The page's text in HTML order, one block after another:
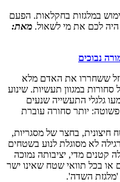
במלגזות בחקלאות. הפעם
לכם את מי לשאול. מאת:
נבוכים
ששחררו את האדם מלא
במגוון תעשיות. שינוע
גלגלי התעשייה שנעים
יותר סחורה עוברת
חיצונית, בחצר של מסגריות,
לא מסוגלת לנוע בשטחים
קטנים מדי, יציבותה נמוכה
או בכל תוואי שטח שאינו ישר
'מלגזת השדה'.